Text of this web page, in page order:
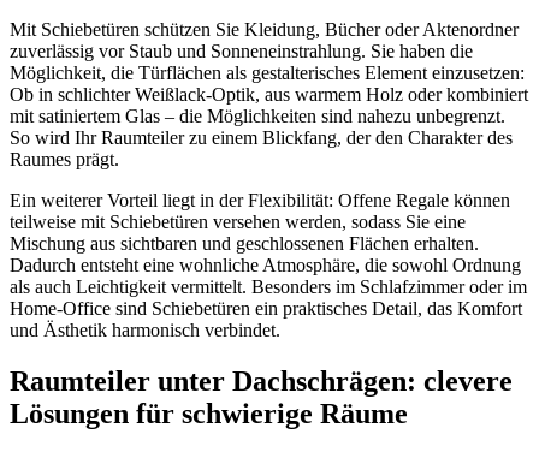
Mit Schiebetüren schützen Sie Kleidung, Bücher oder Aktenordner
zuverlässig vor Staub und Sonneneinstrahlung. Sie haben die
Möglichkeit, die Türflächen als gestalterisches Element einzusetzen:
Ob in schlichter Weißlack-Optik, aus warmem Holz oder kombiniert
mit satiniertem Glas – die Möglichkeiten sind nahezu unbegrenzt.
So wird Ihr Raumteiler zu einem Blickfang, der den Charakter des
Raumes prägt.
Ein weiterer Vorteil liegt in der Flexibilität: Offene Regale können
teilweise mit Schiebetüren versehen werden, sodass Sie eine
Mischung aus sichtbaren und geschlossenen Flächen erhalten.
Dadurch entsteht eine wohnliche Atmosphäre, die sowohl Ordnung
als auch Leichtigkeit vermittelt. Besonders im Schlafzimmer oder im
Home-Office sind Schiebetüren ein praktisches Detail, das Komfort
und Ästhetik harmonisch verbindet.
Raumteiler unter Dachschrägen: clevere
Lösungen für schwierige Räume